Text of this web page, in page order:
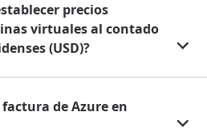
precios
virtuales al contado
(USD)?
de Azure en